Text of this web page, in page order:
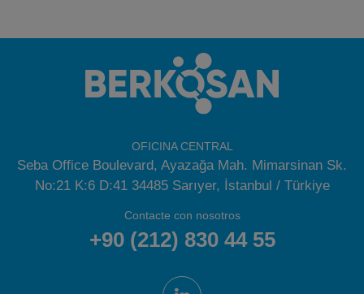
OFICINA CENTRAL
Seba Office Boulevard, Ayazağa Mah. Mimarsinan Sk.
No:21 K:6 D:41 34485 Sarıyer, İstanbul / Türkiye
Contacte con nosotros
+90 (212) 830 44 55